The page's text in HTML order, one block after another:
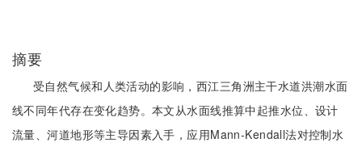
摘要
受自然气候和人类活动的影响，西江三角洲主干水道洪潮水面
线不同年代存在变化趋势。本文从水面线推算中起推水位、设计
流量、河道地形等主导因素入手，应用Mann-Kendall法对控制水